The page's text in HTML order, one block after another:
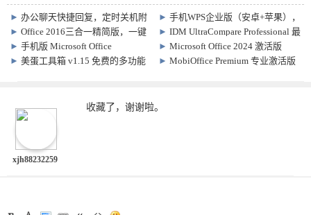
►办公聊天快捷回复，定时关机附
件发送一键搞定！
►手机WPS企业版（安卓+苹果），
去广告、免激活
►Office 2016三合一精简版，一键
安装，自动激活
►IDM UltraCompare Professional 最
新破解版
►手机版 Microsoft Office
16.0.12730
►Microsoft Office 2024 激活版
16.0.17102.20000
►美蛋工具箱 v1.15 免费的多功能
►MobiOffice Premium 专业激活版
xjh88232259
收藏了，谢谢啦。